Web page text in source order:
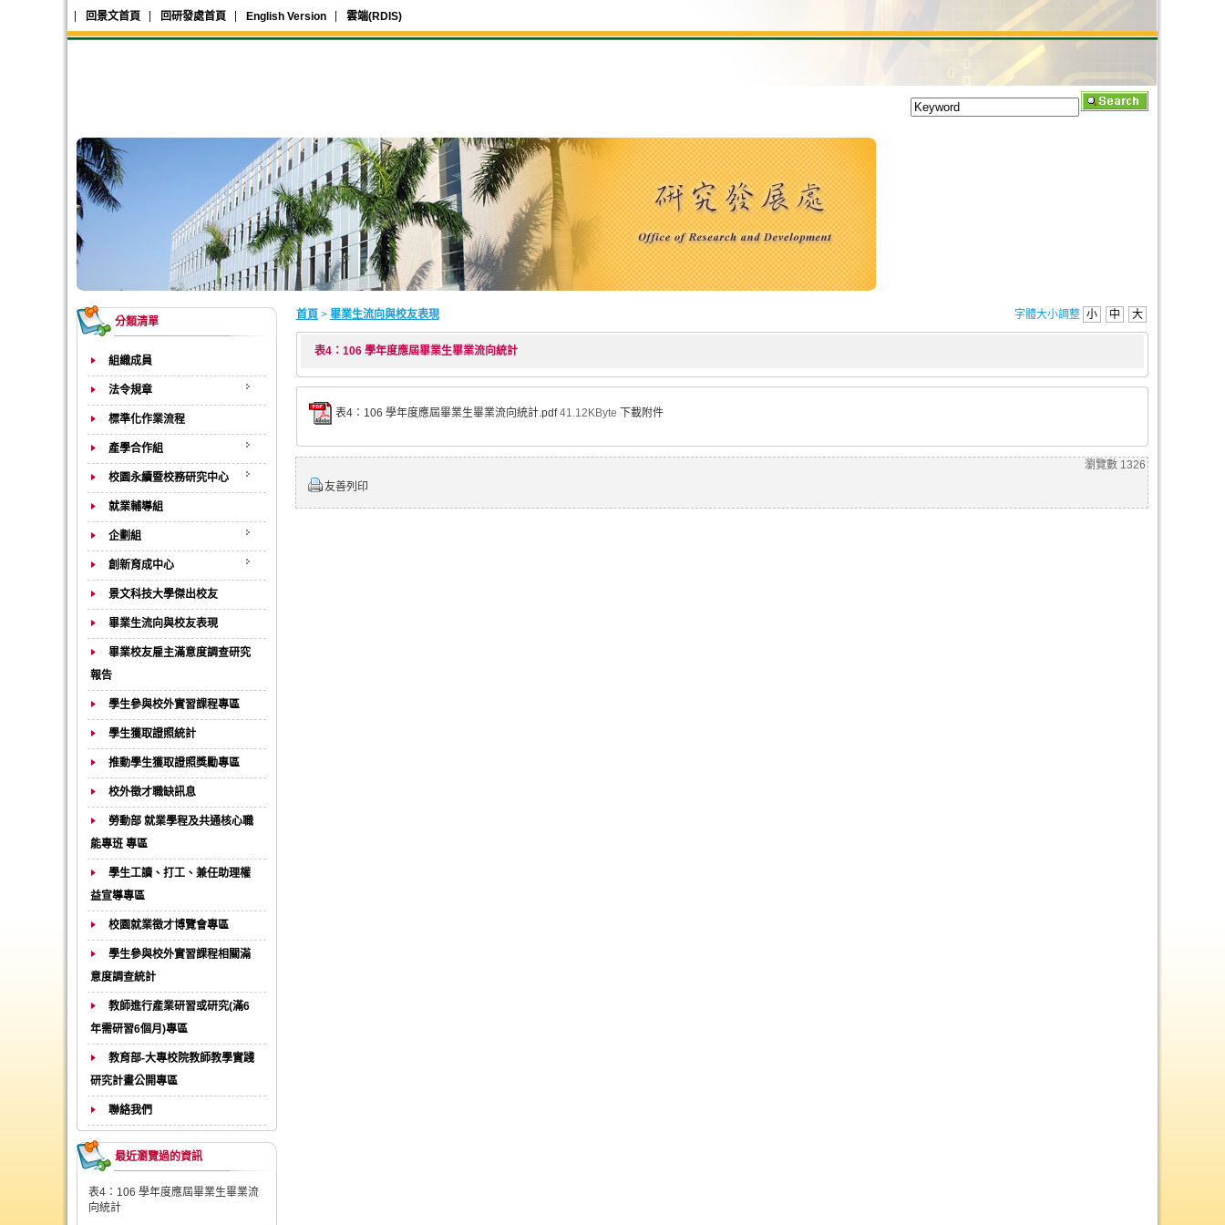
回景文首頁 回研發處首頁 English Version 雲端(RDIS)
分類清單
組織成員
法令規章
標準化作業流程
產學合作組
校園永續暨校務研究中心
就業輔導組
企劃組
創新育成中心
景文科技大學傑出校友
畢業生流向與校友表現
畢業校友雇主滿意度調查研究
報告
學生參與校外實習課程專區
學生獲取證照統計
推動學生獲取證照獎勵專區
校外徵才職缺訊息
勞動部 就業學程及共通核心職
能專班 專區
學生工讀、打工、兼任助理權
益宣導專區
校園就業徵才博覽會專區
學生參與校外實習課程相關滿
意度調查統計
教師進行產業研習或研究(滿6
年需研習6個月)專區
教育部-大專校院教師教學實踐
研究計畫公開專區
聯絡我們
最近瀏覽過的資訊
表4：106 學年度應屆畢業生畢業流
向統計
首頁 > 畢業生流向與校友表現 字體大小調整 小 中 大
表4：106 學年度應屆畢業生畢業流向統計
表4：106 學年度應屆畢業生畢業流向統計.pdf 41.12KByte 下載附件
瀏覽數 1326
友善列印